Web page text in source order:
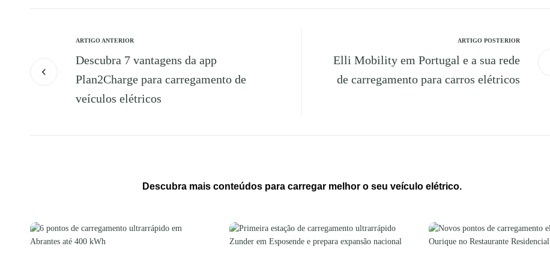
ARTIGO ANTERIOR
Descubra 7 vantagens da app
Plan2Charge para carregamento de
veículos elétricos
ARTIGO POSTERIOR
Elli Mobility em Portugal e a sua rede
de carregamento para carros elétricos
Descubra mais conteúdos para carregar melhor o seu veículo elétrico.